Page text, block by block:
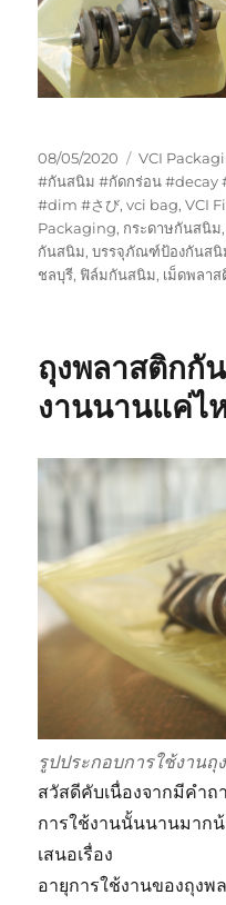
Posted
on
08/05/2020 Categories
VCI
#กันสนิม #กัดกร่อน
#dim #さび,vci bag,VCI
Packaging, กระดาษกันสนิม,
กันสนิม,บรรจุภัณฑ์ป้องกันสนิ
ชลบุรี, ฟิล์มกันสนิม, เม็ดพลา
ถุงพลาสติกกั
งานนานแค่ไ
รูปประกอบการใช้งาน
สวัสดีคับเนื่องจากมีคำถ
การใช้งานนั้นนานมาก
เสนอเรื่อง
อายุการใช้งานของถุง